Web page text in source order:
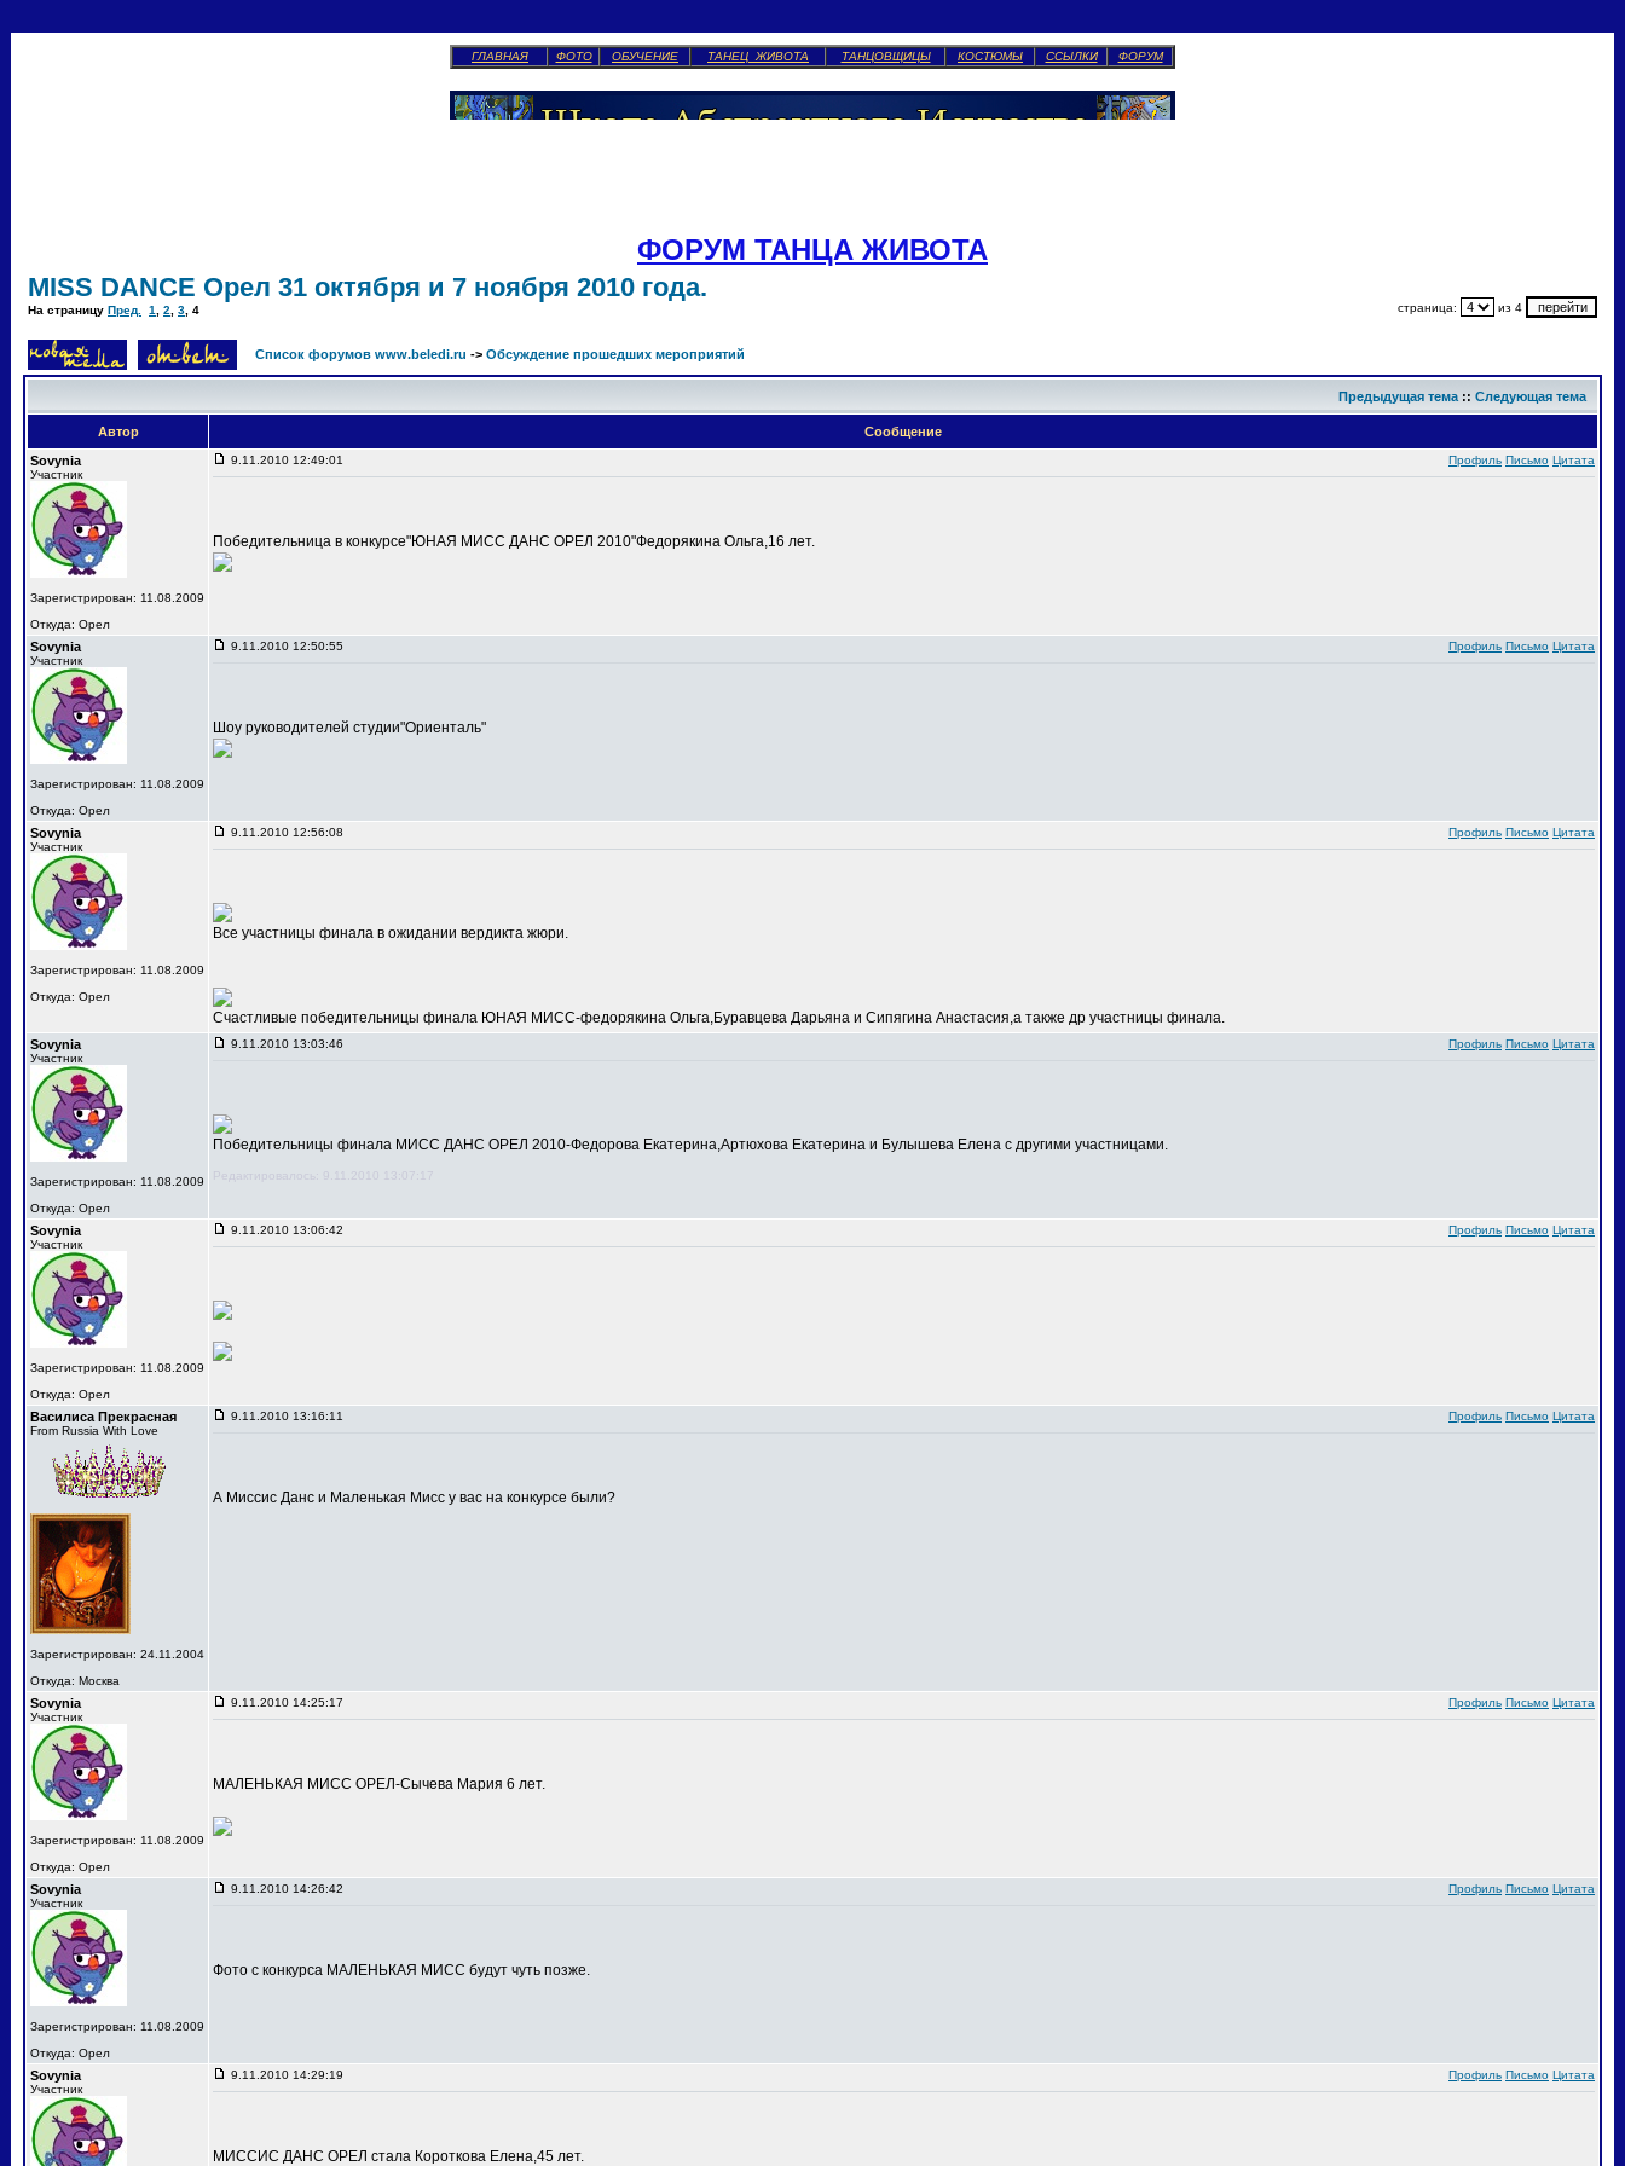
ГЛАВНАЯ ФОТО ОБУЧЕНИЕ ТАНЕЦ ЖИВОТА ТАНЦОВЩИЦЫ КОСТЮМЫ ССЫЛКИ ФОРУМ
ФОРУМ ТАНЦА ЖИВОТА
MISS DANCE Орел 31 октября и 7 ноября 2010 года.
На страницу Пред. 1 2 3 4 страница: из 4
Список форумов www.beledi.ru -> Обсуждение прошедших мероприятий
Предыдущая тема :: Следующая тема
Автор
Сообщение
Sovynia
Участник
Зарегистрирован: 11.08.2009
Откуда: Орел
9.11.2010 12:49:01 Профиль Письмо Цитата
Победительница в конкурсе"ЮНАЯ МИСС ДАНС ОРЕЛ 2010"Федорякина Ольга,16 лет.
Sovynia
Участник
Зарегистрирован: 11.08.2009
Откуда: Орел
9.11.2010 12:50:55 Профиль Письмо Цитата
Шоу руководителей студии"Ориенталь"
Sovynia
Участник
Зарегистрирован: 11.08.2009
Откуда: Орел
9.11.2010 12:56:08 Профиль Письмо Цитата
Все участницы финала в ожидании вердикта жюри.
Счастливые победительницы финала ЮНАЯ МИСС-федорякина Ольга,Буравцева Дарьяна и Сипягина Анастасия,а также др участницы финала.
Sovynia
Участник
Зарегистрирован: 11.08.2009
Откуда: Орел
9.11.2010 13:03:46 Профиль Письмо Цитата
Победительницы финала МИСС ДАНС ОРЕЛ 2010-Федорова Екатерина,Артюхова Екатерина и Булышева Елена с другими участницами.
Редактировалось: 9.11.2010 13:07:17
Sovynia
Участник
Зарегистрирован: 11.08.2009
Откуда: Орел
9.11.2010 13:06:42 Профиль Письмо Цитата
Василиса Прекрасная
From Russia With Love
Зарегистрирован: 24.11.2004
Откуда: Москва
9.11.2010 13:16:11 Профиль Письмо Цитата
А Миссис Данс и Маленькая Мисс у вас на конкурсе были?
Sovynia
Участник
Зарегистрирован: 11.08.2009
Откуда: Орел
9.11.2010 14:25:17 Профиль Письмо Цитата
МАЛЕНЬКАЯ МИСС ОРЕЛ-Сычева Мария 6 лет.
Sovynia
Участник
Зарегистрирован: 11.08.2009
Откуда: Орел
9.11.2010 14:26:42 Профиль Письмо Цитата
Фото с конкурса МАЛЕНЬКАЯ МИСС будут чуть позже.
Sovynia
Участник
9.11.2010 14:29:19 Профиль Письмо Цитата
МИССИС ДАНС ОРЕЛ стала Короткова Елена,45 лет.